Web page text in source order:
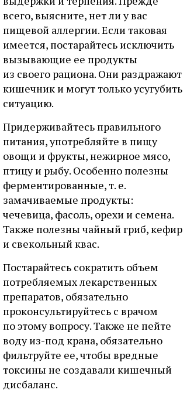
всего, выясните, нет ли у вас
пищевой аллергии. Если таковая
имеется, постарайтесь исключить
вызывающие ее продукты
из своего рациона. Они раздражают
кишечник и могут только усугубить
ситуацию.
Придерживайтесь правильного
питания, употребляйте в пищу
овощи и фрукты, нежирное мясо,
птицу и рыбу. Особенно полезны
ферментированные, т. е.
замачиваемые продукты:
чечевица, фасоль, орехи и семена.
Также полезны чайный гриб, кефир
и свекольный квас.
Постарайтесь сократить объем
потребляемых лекарственных
препаратов, обязательно
проконсультируйтесь с врачом
по этому вопросу. Также не пейте
воду из-под крана, обязательно
фильтруйте ее, чтобы вредные
токсины не создавали кишечный
дисбаланс.